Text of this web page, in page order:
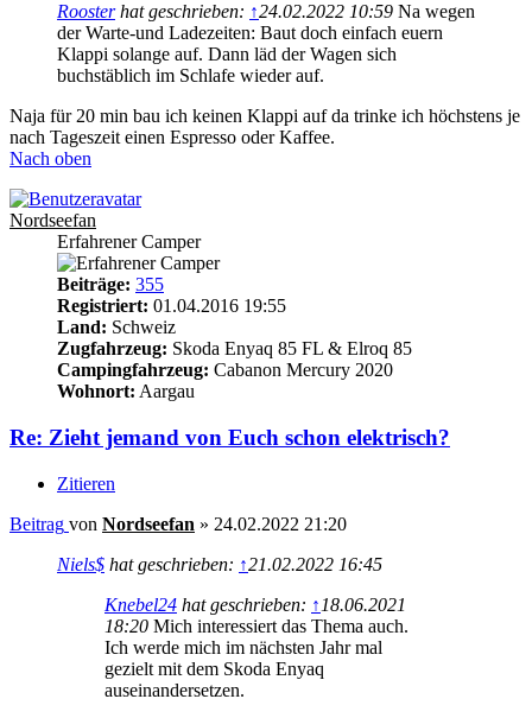
Roosterhat geschrieben: ↑24.02.2022 10:59 Na wegen
der Warte-und Ladezeiten: Baut doch einfach euern
Klappi solange auf. Dann läd der Wagen sich
buchstäblich im Schlafe wieder auf.
Naja für 20 min bau ich keinen Klappi auf da trinke ich höchstens je
nach Tageszeit einen Espresso oder Kaffee.
Nach oben
Nordseefan
Erfahrener Camper
Beiträge: 355
Registriert: 01.04.2016 19:55
Land: Schweiz
Zugfahrzeug: Skoda Enyaq 85 FL & Elroq 85
Campingfahrzeug: Cabanon Mercury 2020
Wohnort: Aargau
Re: Zieht jemand von Euch schon elektrisch?
Zitieren
Beitrag von Nordseefan » 24.02.2022 21:20
Niels$ hat geschrieben: ↑21.02.2022 16:45
Knebel24 hat geschrieben: ↑ 18.06.2021
18:20 Mich interessiert das Thema auch.
Ich werde mich im nächsten Jahr mal
gezielt mit dem Skoda Enyaq
auseinandersetzen.